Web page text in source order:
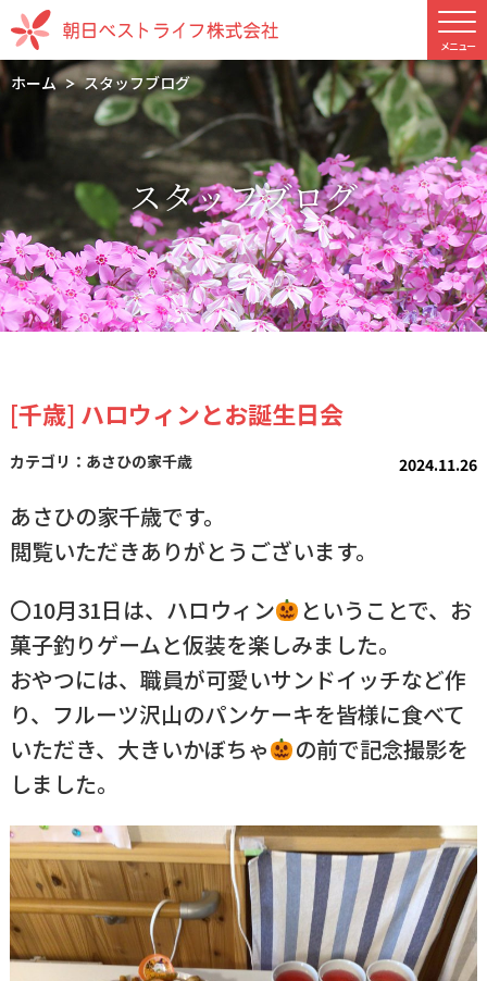
ホーム スタッフブログ
スタッフブログ
[千歳] ハロウィンとお誕生日会
あさひの家千歳 2024.11.26
あさひの家千歳です。
閲覧いただきありがとうございます。
〇10月31日は、ハロウィン
ということで、お
菓子釣りゲームと仮装を楽しみました。
おやつには、職員が可愛いサンドイッチなど作
り、フルーツ沢山のパンケーキを皆様に食べて
いただき、大きいかぼちゃ
の前で記念撮影を
しました。